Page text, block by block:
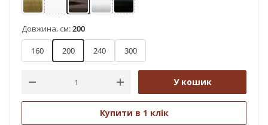
Антик АрктісОніксСатин Чорний оксамит
Довжина, см:200
160 200 240 300
У кошик
Купити в 1 клік